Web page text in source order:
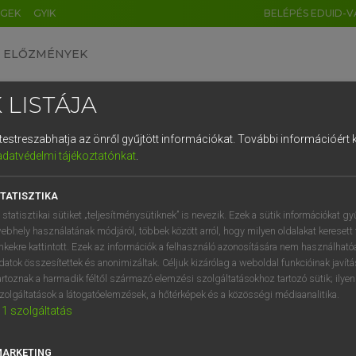
GYIK BELÉPÉS EDUID-
ELŐZMÉNYEK
egyetemes nagyszótár
VAN ELŐFIZETÉSED?
megtekintéséhez.
LISTÁJA
az önről gyűjtött információkat. További információért
tájékoztatónkat.
statisztikai sütiket „teljesítménysütiknek” is nevezik. Ezek a sütik információkat
használatának módjáról, többek között arról, hogy milyen oldalakat keresett
kattintott. Ezek az információk a felhasználó azonosítására nem
összesítettek és anonimizáltak. Céljuk kizárólag a weboldal funkcióinak
a harmadik féltől származó elemzési szolgáltatásokhoz tartozó sütik;
a látogatóelemzések, a hőtérképek és a közösségi médiaanalitika.
1 szolgáltatás
DE CN FR ES IT NL
1 2 3 4 5 6 7 8 9
q w e r t z u i
a s d f g h j k l é
í y x c v b n m , .